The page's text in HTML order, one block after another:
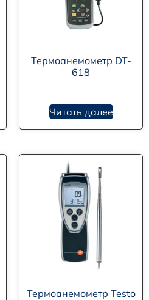
Термоанемометр DT-
618
Читать далее
Термоанемометр Testo